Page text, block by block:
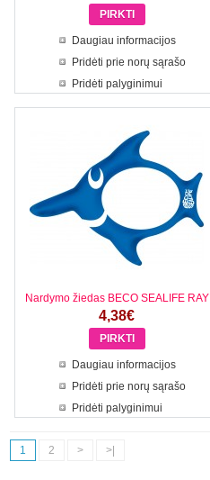
Daugiau informacijos
Pridėti prie norų sąrašo
Pridėti palyginimui
Nardymo žiedas BECO SEALIFE RAY
4,38€
Daugiau informacijos
Pridėti prie norų sąrašo
Pridėti palyginimui
1 2 > >|